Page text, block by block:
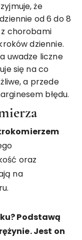
że
od 6 do 8
chorobami
dziennie.
uwadze liczne
się na co
a przede
błędu.
oraz
na
Podstawą
Jest on